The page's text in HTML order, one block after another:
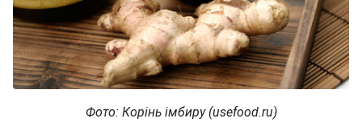
Фото: Корінь імбиру (usefood.ru)